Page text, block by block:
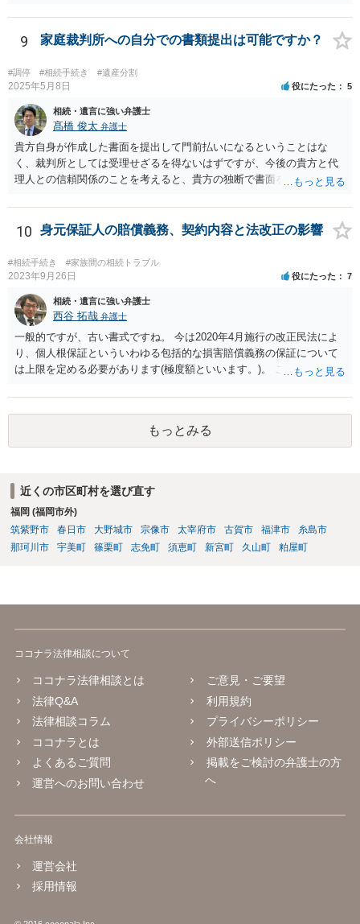
9 家庭裁判所への自分での書類提出は可能ですか？
#調停 #相続手続き #遺産分割
2025年5月8日 役にたった 5
相続・遺言に強い弁護士
髙橋 俊太 弁護士
貴方自身が作成した書面を提出して門前払いになるということはな
く、裁判所としては受理せざるを得ないはずですが、今後の貴方と代
理人との信頼関係のことを考えると、貴方の独断で書面を提出したり
士が主張書面の提出を渋っているようですが、弁護士として提出の実
益がないと考えている可能性もあると思いますので、そのあたりも含
めて、弁護士見解を確認等するためによく打ち合わせた方がよいと思
います。単に面倒臭いということで書面提出をしないということであ
れば、当該弁護士との委任関係を修了した上で、貴方のほうで書面提
出することを検討なさった方がよいでしょう。
10 身元保証人の賠償義務、契約内容と法改正の影響
#相続手続き #家族間の相続トラブル
2023年9月26日 役にたった 7
相続・遺言に強い弁護士
西谷 拓哉 弁護士
一般的ですが、古い書式ですね。 今は2020年4月施行の改正民法によ
り、個人根保証といういわゆる包括的な損害賠償義務の保証について
は上限を定める必要があります(極度額といいます。)。 この書式にサ
り、会社側は請求できない可能性が高そうです。
もっとみる
近くの市区町村を選び直す
福岡 (福岡市外)
筑紫野市
春日市 大野城市 宗像市 太宰府市 古賀市 福津市
糸島市
那珂川市
宇美町 篠栗町 志免町 須恵町 新宮町 久山町 粕屋町
ココナラ法律相談について
ココナラ法律相談とは
法律Q&A
法律相談コラム
ココナラとは
よくあるご質問
運営へのお問い合わせ
ご意見・ご要望
利用規約
プライバシーポリシー
外部送信ポリシー
掲載をご検討の弁護士の方
へ
会社情報
運営会社
採用情報